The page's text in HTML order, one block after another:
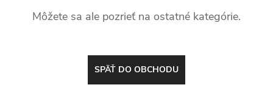
Môžete sa ale pozrieť na ostatné kategórie.
SPÄŤ DO OBCHODU